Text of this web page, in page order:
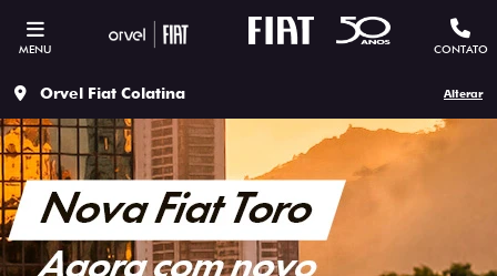
MENU CONTATO
Orvel Fiat Colatina Alterar